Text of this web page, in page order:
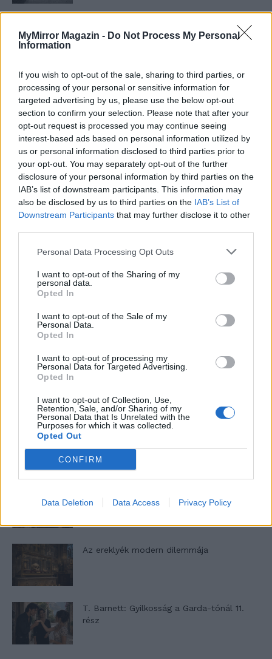
MyMirror Magazin - Do Not Process My Personal
Information
If you wish to opt-out of the sale, sharing to third parties, or
processing of your personal or sensitive information for
targeted advertising by us, please use the below opt-out
section to confirm your selection. Please note that after your
opt-out request is processed you may continue seeing
interest-based ads based on personal information utilized by
us or personal information disclosed to third parties prior to
your opt-out. You may separately opt-out of the further
disclosure of your personal information by third parties on the
IAB’s list of downstream participants. This information may
also be disclosed by us to third parties on the IAB’s List of
Downstream Participants that may further disclose it to other
Personal Data Processing Opt Outs
I want to opt-out of the Sharing of my
personal data.
Opted In
I want to opt-out of the Sale of my
Personal Data.
Opted In
I want to opt-out of processing my
Personal Data for Targeted Advertising.
Opted In
I want to opt-out of Collection, Use,
Retention, Sale, and/or Sharing of my
Personal Data that Is Unrelated with the
Purposes for which it was collected.
Opted Out
CONFIRM
Data Deletion Data Access Privacy Policy
T. Barnett: Gyilkosság a Garda-tónál 12.
rész
T. szereti a fiatal lányokat 13. rész
Minka 10. rész
Minka 9. rész
Máltai kaland 7.
10 tanács, ha jobban akarod érezni magad
a hétköznapokban
rész
Az ereklyék modern dilemmája
T. Barnett: Gyilkosság a Garda-tónál 11.
rész